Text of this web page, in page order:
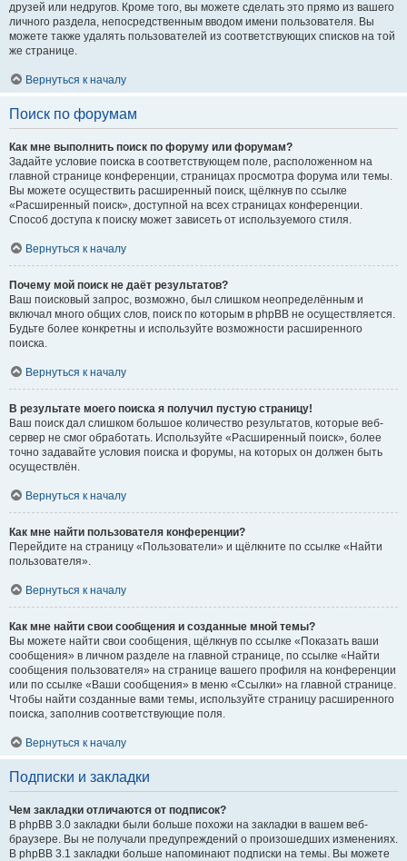
друзей или недругов. Кроме того, вы можете сделать это прямо из вашего
личного раздела, непосредственным вводом имени пользователя. Вы
можете также удалять пользователей из соответствующих списков на той
же странице.
Вернуться к началу
Поиск по форумам
Как мне выполнить поиск по форуму или форумам?
Задайте условие поиска в соответствующем поле, расположенном на
главной странице конференции, страницах просмотра форума или темы.
Вы можете осуществить расширенный поиск, щёлкнув по ссылке
«Расширенный поиск», доступной на всех страницах конференции.
Способ доступа к поиску может зависеть от используемого стиля.
Вернуться к началу
Почему мой поиск не даёт результатов?
Ваш поисковый запрос, возможно, был слишком неопределённым и
включал много общих слов, поиск по которым в phpBB не осуществляется.
Будьте более конкретны и используйте возможности расширенного
поиска.
Вернуться к началу
В результате моего поиска я получил пустую страницу!
Ваш поиск дал слишком большое количество результатов, которые веб-
сервер не смог обработать. Используйте «Расширенный поиск», более
точно задавайте условия поиска и форумы, на которых он должен быть
осуществлён.
Вернуться к началу
Как мне найти пользователя конференции?
Перейдите на страницу «Пользователи» и щёлкните по ссылке «Найти
пользователя».
Вернуться к началу
Как мне найти свои сообщения и созданные мной темы?
Вы можете найти свои сообщения, щёлкнув по ссылке «Показать ваши
сообщения» в личном разделе на главной странице, по ссылке «Найти
сообщения пользователя» на странице вашего профиля на конференции
или по ссылке «Ваши сообщения» в меню «Ссылки» на главной странице.
Чтобы найти созданные вами темы, используйте страницу расширенного
поиска, заполнив соответствующие поля.
Вернуться к началу
Подписки и закладки
Чем закладки отличаются от подписок?
В phpBB 3.0 закладки были больше похожи на закладки в вашем веб-
браузере. Вы не получали предупреждений о произошедших изменениях.
В phpBB 3.1 закладки больше напоминают подписки на темы. Вы можете